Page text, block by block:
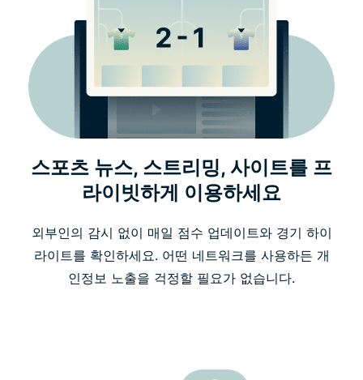
스포츠 뉴스, 스트리밍, 사이트를 프
라이빗하게 이용하세요
외부인의 감시 없이 매일 점수 업데이트와 경기 하이
라이트를 확인하세요. 어떤 네트워크를 사용하든 개
인정보 노출을 걱정할 필요가 없습니다.